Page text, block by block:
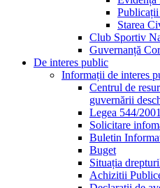
Publicații
Starea
Club Sportiv
Guvernanță
De interes public
Informații de interes
Centrul de
guvernării
Legea 544/2001
Solicitare
Buletin
Buget
Situația
Achizitii